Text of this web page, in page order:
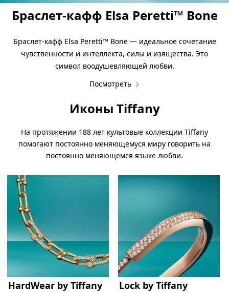
Браслет-кафф Elsa Peretti™ Bone
Браслет-кафф Elsa Peretti™ Bone — идеальное сочетание
чувственности и интеллекта, силы и изящества. Это
символ воодушевляющей любви.
Посмотреть
Иконы Tiffany
На протяжении 188 лет культовые коллекции Tiffany
помогают постоянно меняющемуся миру говорить на
постоянно меняющемся языке любви.
HardWear by Tiffany Lock by Tiffany